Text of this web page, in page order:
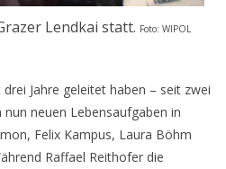
Lendkai statt. Foto: WIPOL
Jahre geleitet haben – seit zwei
neuen Lebensaufgaben in
Felix Kampus, Laura Böhm
Raffael Reithofer die